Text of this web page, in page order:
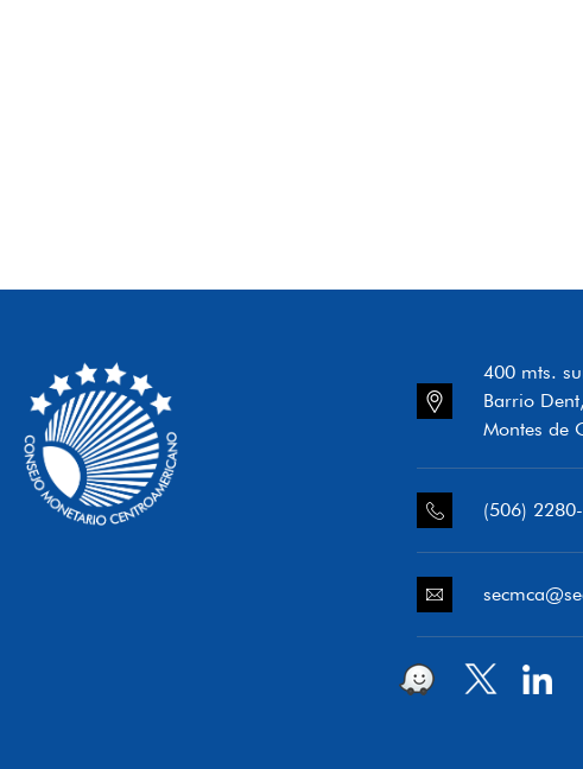
400 mts.
Barrio
Montes de
(506)